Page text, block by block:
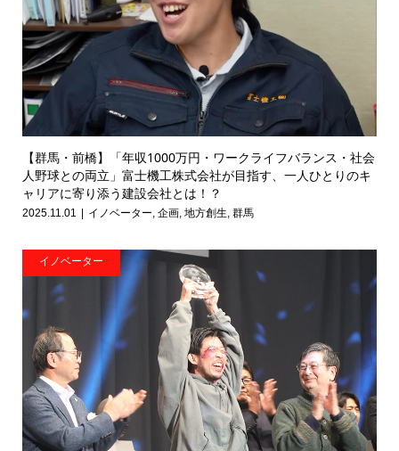
【群馬・前橋】「年収1000万円・ワークライフバランス・社会
人野球との両立」富士機工株式会社が目指す、一人ひとりのキ
ャリアに寄り添う建設会社とは！？
2025.11.01 イノベーター, 企画, 地方創生, 群馬
イノベーター